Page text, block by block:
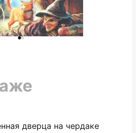
дверца на чердаке